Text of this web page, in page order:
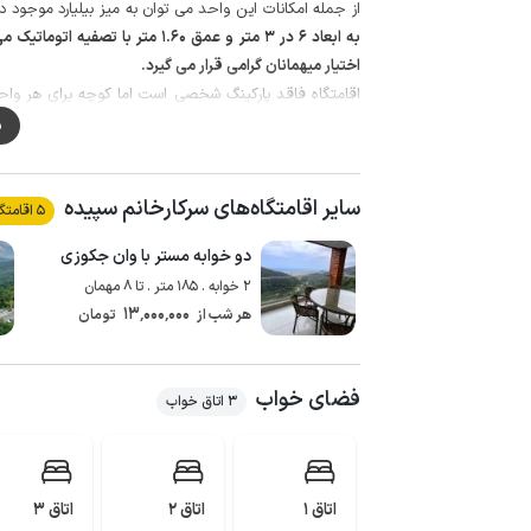
از جمله امکانات این واحد می توان به میز بیلیارد موجود
به ابعاد 6 در 3 متر و عمق 1.60
اختیار میهمانان گرامی قرار می گیرد.
اقامتگاه فاقد پارکینگ شخصی است اما کوچه برای هر
دوربین مداربسته می باشد که محوطه اطراف را تحت پوشش
دفتر کار مجموعه و یک واحد نگهبانی شبانه نیز در طبقه
برای تهیه مایحتاج روزانه نانوایی و وسوپرمارکت در فاصله حدود 3 کیلومتری در
پوشش اینترنت برای همراه اول می باشد.
دریاچه سد مجیران ، قلعه تاریخی مارکوه و ییلاق زیبای
سایر اقامتگاه‌های سرکارخانم سپیده 5 اقامتگاه
دو خوابه مستر با وان جکوزی
2 خوابه . 185 متر . تا 8 مهمان
هر شب از 13٬000٬000 تومان
فضای خواب 3 اتاق خواب
اتاق 1 اتاق 2 اتاق 3